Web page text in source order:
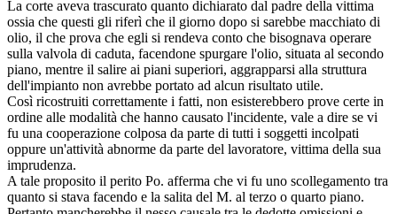
La corte aveva trascurato quanto dichiarato dal padre della vittima
ossia che questi gli riferì che il giorno dopo si sarebbe macchiato di
olio, il che prova che egli si rendeva conto che bisognava operare
sulla valvola di caduta, facendone spurgare l'olio, situata al secondo
piano, mentre il salire ai piani superiori, aggrapparsi alla struttura
dell'impianto non avrebbe portato ad alcun risultato utile.
Così ricostruiti correttamente i fatti, non esisterebbero prove certe in
ordine alle modalità che hanno causato l'incidente, vale a dire se vi
fu una cooperazione colposa da parte di tutti i soggetti incolpati
oppure un'attività abnorme da parte del lavoratore, vittima della sua
imprudenza.
A tale proposito il perito Po. afferma che vi fu uno scollegamento tra
quanto si stava facendo e la salita del M. al terzo o quarto piano.